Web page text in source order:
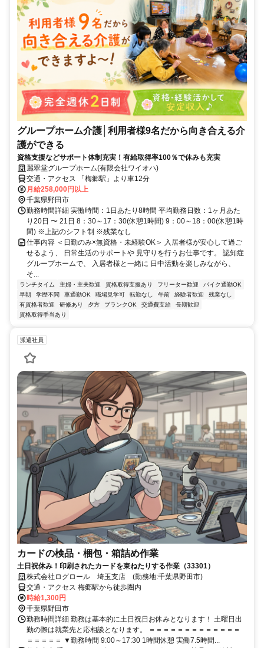
グループホーム介護│利用者様9名だから向き合える介
護ができる
資格支援などサポート体制充実！有給取得率100％で休みも充実
麗翠堂グループホーム(有限会社ワイオハ)
交通・アクセス 「梅郷駅」より車12分
月給258,000円以上
千葉県野田市
勤務時間詳細 実働時間：1日あたり8時間 平均勤務日数：1ヶ月あた
り20日 〜 21日 8：30～17：30(休憩1時間) 9：00～18：00(休憩1時
間) ※上記のシフト制 ※残業なし
仕事内容 ＜日勤のみ×無資格・未経験OK＞ 入居者様が安心して過ご
せるよう、 日常生活のサポートや 見守りを行うお仕事です。 認知症
グループホームで、 入居者様と一緒に 日中活動を楽しみながら、
そ...
ランチタイム 主婦・主夫歓迎 資格取得支援あり フリーター歓迎
バイク通勤OK
早朝
学歴不問 車通勤OK 職場見学可 転勤なし 午前 経験者歓迎
残業なし
有資格者歓迎
研修あり 夕方 ブランクOK 交通費支給
長期歓迎
資格取得手当あり
派遣社員
カードの検品・梱包・箱詰め作業
土日祝休み！印刷されたカードを束ねたりする作業（33301）
株式会社ログロール 埼玉支店 (勤務地:千葉県野田市)
交通・アクセス 梅郷駅から徒歩圏内
時給1,300円
千葉県野田市
勤務時間詳細 勤務は基本的に土日祝日お休みとなります！ 土曜日出
勤の際は就業先と応相談となります。 ＝＝＝＝＝＝＝＝＝＝＝＝＝
＝＝＝＝＝ ▼勤務時間 9:00～17:30 1時間休憩 実働7.5時間...